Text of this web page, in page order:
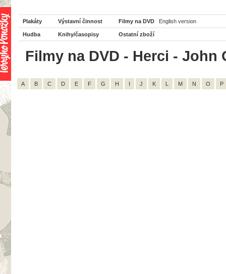
Plakáty Výstavní činnost Filmy na DVD English version
Hudba Knihy/časopisy Ostatní zboží
Filmy na DVD - Herci - John
A B C D E F G H I J K L M N O P